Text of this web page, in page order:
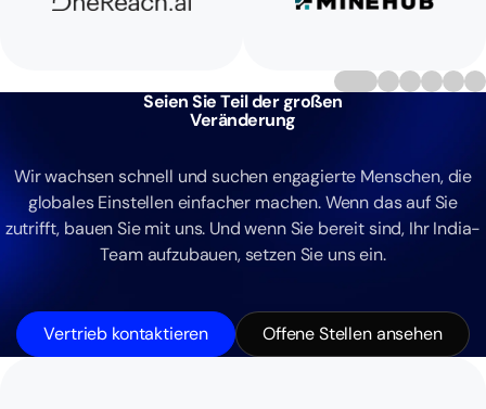
Seien Sie Teil der großen
Veränderung
Wir wachsen schnell und suchen engagierte Menschen, die
globales Einstellen einfacher machen. Wenn das auf Sie
zutrifft, bauen Sie mit uns. Und wenn Sie bereit sind, Ihr India-
Team aufzubauen, setzen Sie uns ein.
Vertrieb kontaktieren Offene Stellen ansehen